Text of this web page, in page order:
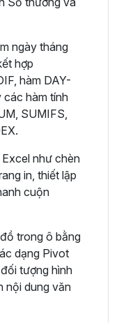
ngày tháng
hợp
hàm DAY-
các hàm tính
SUMIFS,
như chèn
in, thiết lập
cuộn
trong ô bằng
dạng Pivot
tượng hình
nội dung văn